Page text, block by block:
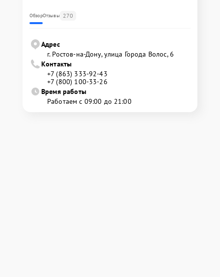
ОбзорОтзывы 270
Адрес
г. Ростов-на-Дону, улица Города Волос, 6
Контакты
+7 (863) 333-92-43
+7 (800) 100-33-26
Время работы
Работаем с 09:00 до 21:00